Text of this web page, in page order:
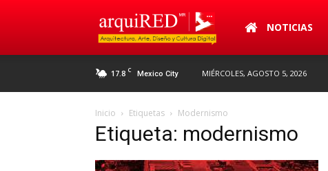
arquiREDNOTICIAS
17.8 C Mexico City MIÉRCOLES, AGOSTO 5, 2026
Inicio Etiquetas Modernismo
Etiqueta: modernismo